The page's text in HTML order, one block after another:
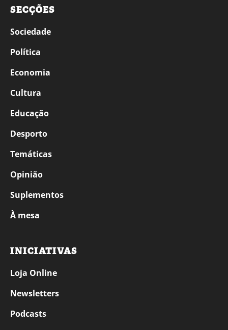
SECÇÕES
Sociedade
Política
Economia
Cultura
Educação
Desporto
Temáticas
Opinião
Suplementos
À mesa
INICIATIVAS
Loja Online
Newsletters
Podcasts